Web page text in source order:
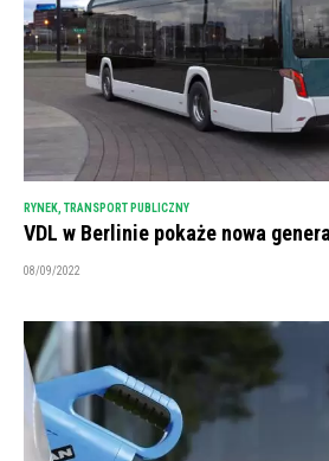
RYNEK TRANSPORT PUBLICZNY
VDL w Berlinie pokaże nowa
08/09/2022